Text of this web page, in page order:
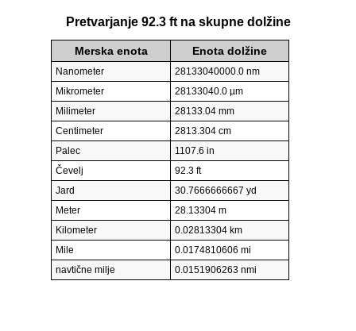
Pretvarjanje 92.3 ft na skupne dolžine
Merska enota Enota dolžine
Nanometer
28133040000.0 nm
Mikrometer
28133040.0 µm
Milimeter
28133.04 mm
Centimeter
2813.304 cm
Palec
1107.6 in
Čevelj
92.3 ft
Jard
30.7666666667 yd
Meter
28.13304 m
Kilometer
0.02813304 km
Mile
0.0174810606 mi
navtične milje
0.0151906263 nmi